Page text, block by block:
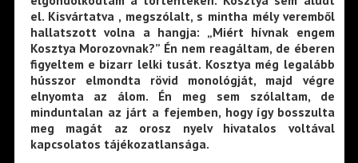
el. Kisvártatva , megszólalt, s mintha mély veremből
hallatszott volna a hangja: „Miért hívnak engem
Kosztya Morozovnak?” Én nem reagáltam, de éberen
figyeltem e bizarr lelki tusát. Kosztya még legalább
hússzor elmondta rövid monológját, majd végre
elnyomta az álom. Én meg sem szólaltam, de
minduntalan az járt a fejemben, hogy így bosszulta
meg magát az orosz nyelv hivatalos voltával
kapcsolatos tájékozatlansága.